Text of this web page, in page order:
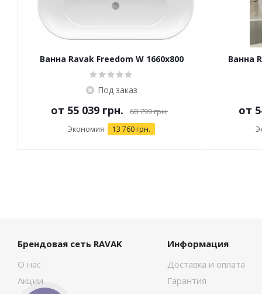
Ванна Ravak Freedom W 1660x800
отдельностоящая
Под заказ
от 55 039 грн. 68 799 грн.
Экономия 13 760 грн.
Ванна
от
Брендовая сеть RAVAK
О нас
Акции
Информация
Доставка и оплата
Гарантия